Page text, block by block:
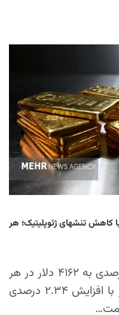
تنشهای ژئوپلیتیک؛ هر
قیمت جهانی طلا با رشد ۱.۶۸ درصدی به ۴۱۶۲ دلار در هر
اونس رسید و هر اونس نقره نیز با افزایش ۲.۳۴ درصدی